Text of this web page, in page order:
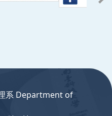
系 Department of